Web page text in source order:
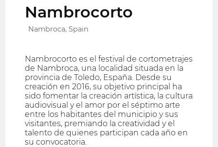
Nambrocorto
Nambroca, Spain
Nambrocorto es el festival de cortometrajes
de Nambroca, una localidad situada en la
provincia de Toledo, España. Desde su
creación en 2016, su objetivo principal ha
sido fomentar la creación artística, la cultura
audiovisual y el amor por el séptimo arte
entre los habitantes del municipio y sus
visitantes, premiando la creatividad y el
talento de quienes participan cada año en
su convocatoria.